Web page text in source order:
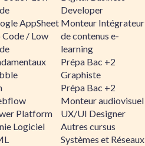
AppSheet
/ Low
Platform
Logiciel
Developer
Monteur Intégrateur
de contenus e-
learning
Prépa Bac +2
Graphiste
Prépa Bac +2
Monteur audiovisuel
UX/UI Designer
Autres cursus
Systèmes et Réseaux